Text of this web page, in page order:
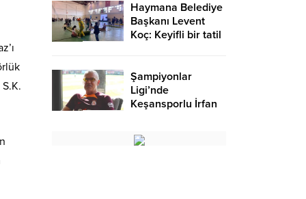
Haymana Belediye
Başkanı Levent
Koç: Keyifli bir tatil
Şampiyonlar
Ligi’nde
Keşansporlu İrfan
gururlandırdı